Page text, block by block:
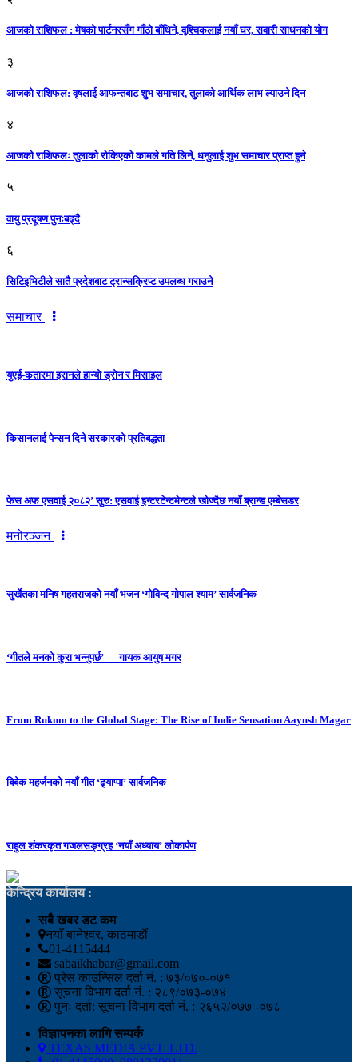
आजको राशिफल : मेषको पार्टनरसँग गाँठो बाँधिने, वृश्चिकलाई नयाँ घर, सवारी साधनकाे याेग
३
आजकाे राशिफल: वृषलाई आफन्तबाट शुभ समाचार, तुलाकाे आर्थिक लाभ ल्याउने दिन
४
आजको राशिफलः तुलाकाे रोकिएको कामले गति लिने, धनुलाई शुभ समाचार प्राप्त हुने
५
वायु प्रदूषण पुनःबढ्दै
६
सिटिइभिटीले सातै प्रदेशबाट ट्रान्सक्रिप्ट उपलब्ध गराउने
समाचार
युएई-कतारमा इरानले हान्यो ड्रोन र मिसाइल
किसानलाई पेन्सन दिने सरकारको प्रतिबद्धता
फेस अफ एसवाई २०८२’ सुरु: एसवाई इन्टरटेन्टमेन्टले खोज्दैछ नयाँ ब्रान्ड एम्बेसडर
मनोरञ्जन
सुर्खेतका मनिष गहतराजको नयाँ भजन ‘गोविन्द गोपाल श्याम’ सार्वजनिक
‘गीतले मनको कुरा भन्नुपर्छ’ — गायक आयुष मगर
From Rukum to the Global Stage: The Rise of Indie Sensation Aayush Magar
बिबेक महर्जनको नयाँ गीत ‘ढ्याप्पा’ सार्वजनिक
राहुल शंकरकृत गजलसङ्ग्रह ‘नयाँ अध्याय’ लोकार्पण
केन्द्रिय कार्यालय :
सबै खबर डट कम
नयाँ बानेश्वर, काठमाडौं
01-4115444
sabaikhabar@gmail.com
प्रेस काउन्सिल दर्ता नं. : ७३/०७०-०७१
सूचना विभाग दर्ता नं. : २८९/०७३-०७४
पुनः दर्ता: सूचना विभाग दर्ता नं. : २६५२/०७७ -०७८
विज्ञापनका लागि सम्पर्क
TEXAS MEDIA PVT. LTD.